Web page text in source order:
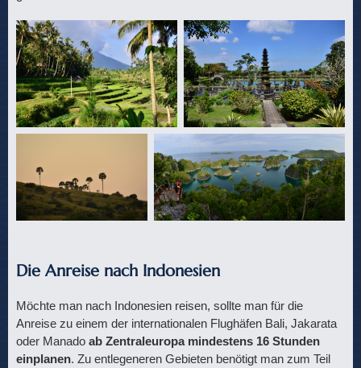
Die Anreise nach Indonesien
Möchte man nach Indonesien reisen, sollte man für die
Anreise zu einem der internationalen Flughäfen Bali, Jakarata
oder Manado ab Zentraleuropa mindestens 16 Stunden
einplanen. Zu entlegeneren Gebieten benötigt man zum Teil